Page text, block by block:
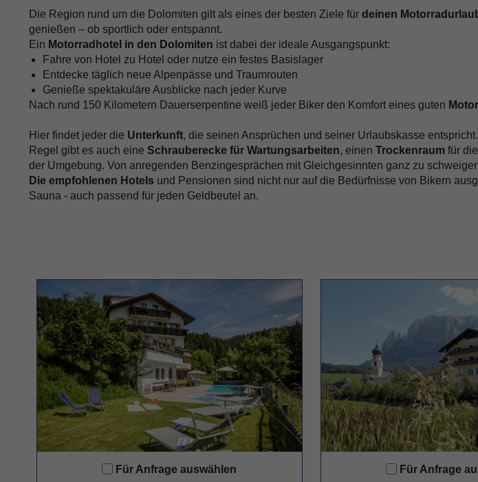
Die Region rund um die Dolomiten gilt als eines der besten Ziele für deinen
genießen – ob sportlich oder entspannt.
Ein Motorradhotel in den Dolomiten ist dabei der ideale Ausgangspunkt:
Fahre von Hotel zu Hotel oder nutze ein festes Basislager
Entdecke täglich neue Alpenpässe und Traumrouten
Genieße spektakuläre Ausblicke nach jeder Kurve
Nach rund 150 Kilometern Dauerserpentine weiß jeder Biker den Komfort eines guten
Hier findet jeder die Unterkunft, die seinen Ansprüchen und seiner Urlaubskasse
Regel gibt es auch eine Schrauberecke für Wartungsarbeiten, einen Trockenraum für
der Umgebung. Von anregenden Benzingesprächen mit Gleichgesinnten ganz zu
Die empfohlenen Hotels und Pensionen sind nicht nur auf die Bedürfnisse von Bikern
Sauna - auch passend für jeden Geldbeutel an.
Für Anfrage auswählen
Für Anfrage